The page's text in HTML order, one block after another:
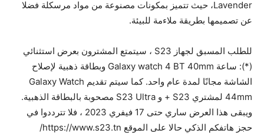
Lavender، حيث تتميز بمكونات مصنوعة من مواد مرسكلة فضلا
عن تصميمها بطريقة ملاءمة للبيئة.
للطلب المسبق لجهاز S23 ، سيتمتع المشترون بعرض استثنائي
(*): ساعة Galaxy watch 4 BT 40mm وبطاقة ذهبية لإصلاح
الشاشة مجانًا لمدة عام واحد. كما سيتم تقديم Galaxy Watch
44mm لمشتري S23 + و S23 Ultra مصحوبة بالبطاقة الذهبية.
ويبقى هذا العرض ساري حتى 17 فيفري 2023 ، فلا تترددوا في
حجز هاتفكم الذكي حالا على الموقع https://www.s23.tn/